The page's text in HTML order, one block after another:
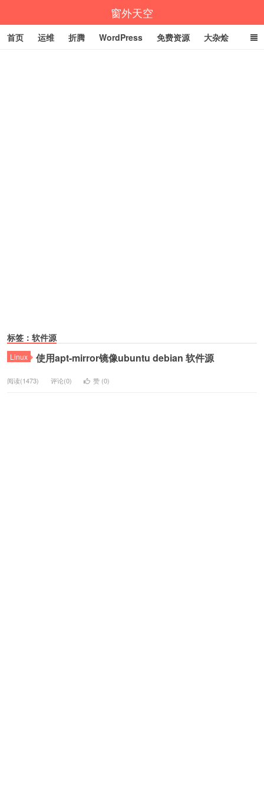
窗外天空
首页 运维 折腾 WordPress 免费资源 大杂烩
标签：软件源
Linux 使用apt-mirror镜像ubuntu debian 软件源
阅读(1473) 评论(0) 赞 (0)